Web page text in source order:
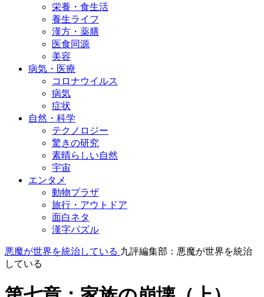
栄養・食生活
養生ライフ
漢方・薬膳
医食同源
美容
病気・医療
コロナウイルス
病気
症状
自然・科学
テクノロジー
驚きの研究
素晴らしい自然
宇宙
エンタメ
動物プラザ
旅行・アウトドア
面白ネタ
漢字パズル
悪魔が世界を統治している 九評編集部：悪魔が世界を統治
している